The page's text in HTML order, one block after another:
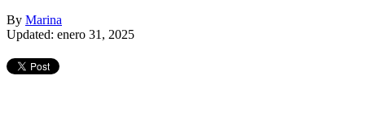
By Marina
Updated: enero 31, 2025